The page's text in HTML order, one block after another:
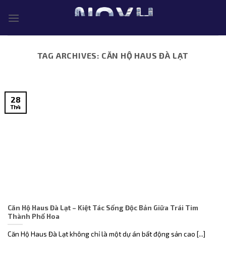
TAG ARCHIVES: CĂN HỘ HAUS ĐÀ LẠT
Căn Hộ Haus Đà Lạt – Kiệt Tác Sống Độc Bản Giữa Trái Tim
Thành Phố Hoa
Căn Hộ Haus Đà Lạt không chỉ là một dự án bất động sản cao [...]
28
Th4